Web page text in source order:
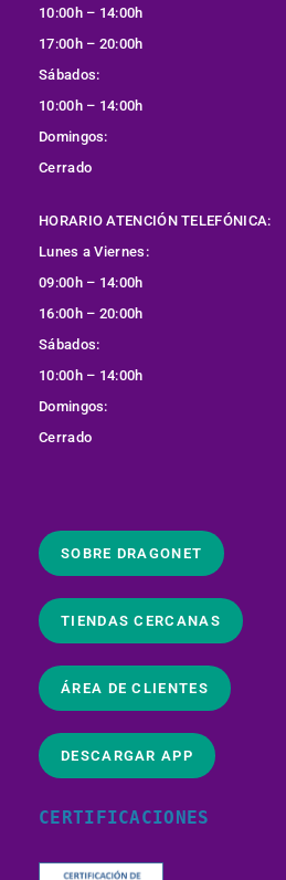
10:00h – 14:00h
17:00h – 20:00h
Sábados:
10:00h – 14:00h
Domingos:
Cerrado
HORARIO ATENCIÓN TELEFÓNICA:
Lunes a Viernes:
09:00h – 14:00h
16:00h – 20:00h
Sábados:
10:00h – 14:00h
Domingos:
Cerrado
SOBRE DRAGONET
TIENDAS CERCANAS
ÁREA DE CLIENTES
DESCARGAR APP
CERTIFICACIONES